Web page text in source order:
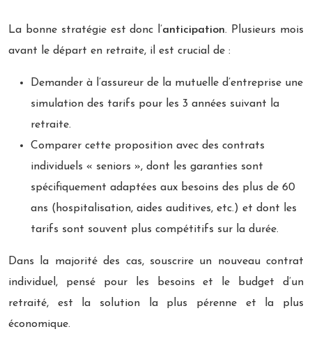
La bonne stratégie est donc l’anticipation. Plusieurs mois
avant le départ en retraite, il est crucial de :
Demander à l’assureur de la mutuelle d’entreprise une
simulation des tarifs pour les 3 années suivant la
retraite.
Comparer cette proposition avec des contrats
individuels « seniors », dont les garanties sont
spécifiquement adaptées aux besoins des plus de 60
ans (hospitalisation, aides auditives, etc.) et dont les
tarifs sont souvent plus compétitifs sur la durée.
Dans la majorité des cas, souscrire un nouveau contrat
individuel, pensé pour les besoins et le budget d’un
retraité, est la solution la plus pérenne et la plus
économique.